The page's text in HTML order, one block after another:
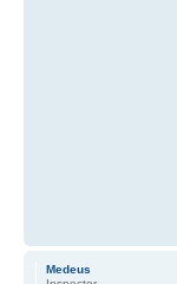
Medeus